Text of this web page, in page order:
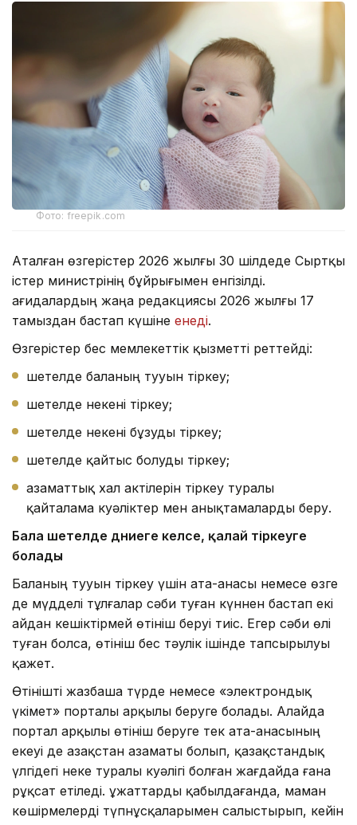
Фото: freepik.com
Аталған өзгерістер 2026 жылғы 30 шілдеде Сыртқы
істер министрінің бұйрығымен енгізілді.
Қағидалардың жаңа редакциясы 2026 жылғы 17
тамыздан бастап күшіне енеді.
Өзгерістер бес мемлекеттік қызметті реттейді:
шетелде баланың тууын тіркеу;
шетелде некені тіркеу;
шетелде некені бұзуды тіркеу;
шетелде қайтыс болуды тіркеу;
азаматтық хал актілерін тіркеу туралы
қайталама куәліктер мен анықтамаларды беру.
Бала шетелде дүниеге келсе, қалай тіркеуге
болады
Баланың тууын тіркеу үшін ата-анасы немесе өзге
де мүдделі тұлғалар сәби туған күннен бастап екі
айдан кешіктірмей өтініш беруі тиіс. Егер сәби өлі
туған болса, өтініш бес тәулік ішінде тапсырылуы
қажет.
Өтінішті жазбаша түрде немесе «электрондық
үкімет» порталы арқылы беруге болады. Алайда
портал арқылы өтініш беруге тек ата-анасының
екеуі де Қазақстан азаматы болып, қазақстандық
үлгідегі неке туралы куәлігі болған жағдайда ғана
рұқсат етіледі. Құжаттарды қабылдағанда, маман
көшірмелерді түпнұсқаларымен салыстырып, кейін